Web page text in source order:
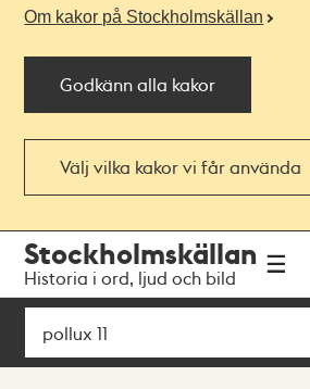
Om kakor på Stockholmskällan
Godkänn alla kakor
Välj vilka kakor vi får använda
navigationen
huvudinnehållet
Stockholmskällan
Historia i ord, ljud och bild
Sök